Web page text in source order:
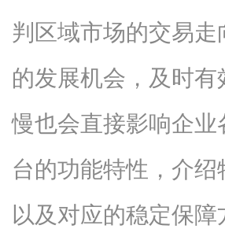
判区域市场的交易
的发展机会，及时
慢也会直接影响企
台的功能特性，介
以及对应的稳定保障